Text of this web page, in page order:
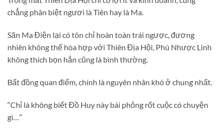
chẳng phân biệt ngươi là Tiên hay là Ma.
Săn Ma Điện lại có tôn chỉ hoàn toàn trái ngược, đương
nhiên không thể hòa hợp với Thiên Địa Hội, Phú Nhược Linh
không thích bọn hắn cũng là bình thường.
Bất đồng quan điểm, chính là nguyên nhân khó ở chung nhất.
“Chỉ là không biết Đồ Huy này bái phỏng rốt cuộc có chuyện
gì…”